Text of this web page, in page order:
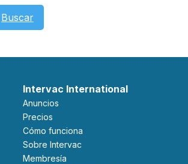
Buscar
Intervac International
Anuncios
Precios
Cómo funciona
Sobre Intervac
Membresía